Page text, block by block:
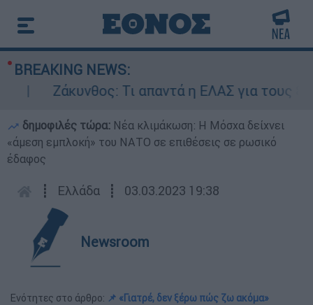
BREAKING NEWS:
Ζάκυνθος: Τι απαντά η ΕΛΑΣ για τους 8
δημοφιλές τώρα: Νέα κλιμάκωση: Η Μόσχα δείχνει
«άμεση εμπλοκή» του ΝΑΤΟ σε επιθέσεις σε ρωσικό
έδαφος
┋ Ελλάδα ┋ 03.03.2023 19:38
Newsroom
Ενότητες στο άρθρο: 📌 «Γιατρέ, δεν ξέρω πώς ζω ακόμα»